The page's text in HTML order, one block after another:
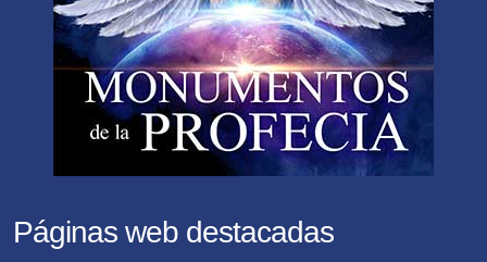
Páginas web destacadas